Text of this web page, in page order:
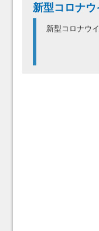
新型コロナ
新型コロナウ